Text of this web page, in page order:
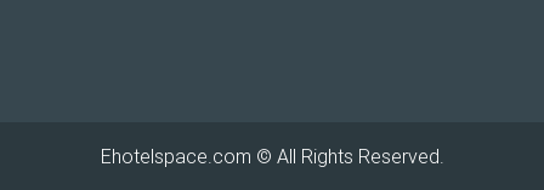
Ehotelspace.com © All Rights Reserved.